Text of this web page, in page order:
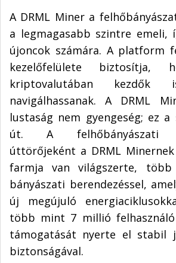
A DRML Miner a
a legmagasabb szintre emeli,
újoncok számára. A platform
kezelőfelülete
kriptovalutában kezdők
navigálhassanak. A DRML
lustaság nem gyengeség; ez a
út. A felhőbányászati
úttörőjeként a DRML
farmja van világszerte,
bányászati berendezéssel,
új megújuló
több mint 7 millió
támogatását nyerte el stabil
biztonságával.